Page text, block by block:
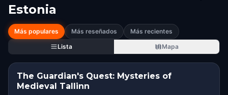
Estonia
Más populares Más reseñados
Más recientes
Lista
Mapa
The Guardian's Quest: Mysteries of
Medieval Tallinn